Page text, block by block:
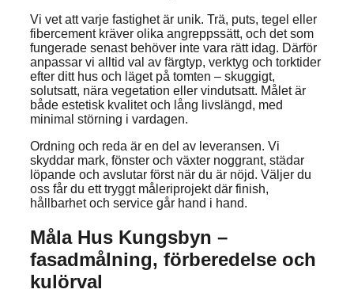
Vi vet att varje fastighet är unik. Trä, puts, tegel eller
fibercement kräver olika angreppssätt, och det som
fungerade senast behöver inte vara rätt idag. Därför
anpassar vi alltid val av färgtyp, verktyg och torktider
efter ditt hus och läget på tomten – skuggigt,
solutsatt, nära vegetation eller vindutsatt. Målet är
både estetisk kvalitet och lång livslängd, med
minimal störning i vardagen.
Ordning och reda är en del av leveransen. Vi
skyddar mark, fönster och växter noggrant, städar
löpande och avslutar först när du är nöjd. Väljer du
oss får du ett tryggt måleriprojekt där finish,
hållbarhet och service går hand i hand.
Måla Hus Kungsbyn –
fasadmålning, förberedelse och
kulörval